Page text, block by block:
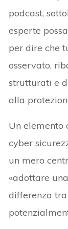
podcast,
esperte
per dire che
osservato,
strutturati e
alla
Un elemento
cyber
un mero
«adottare
differenza